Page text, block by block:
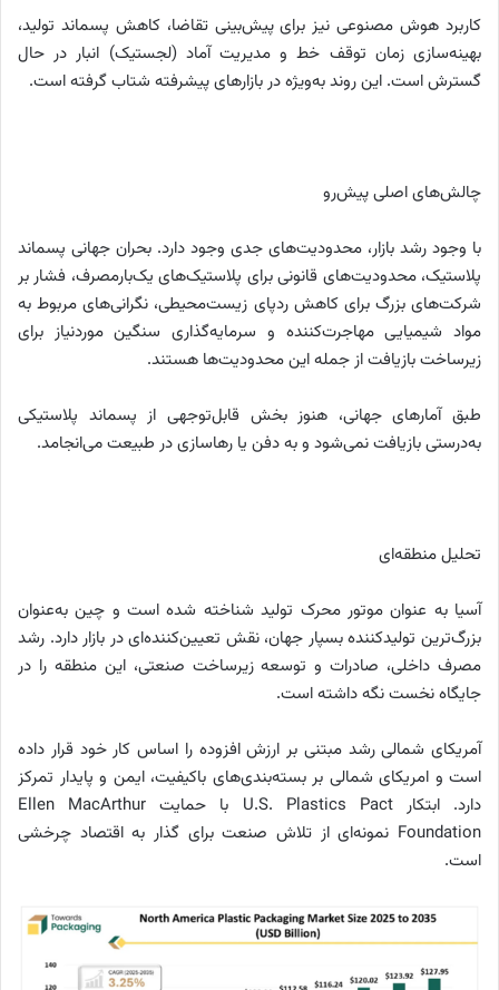
کاربرد هوش مصنوعی نیز برای پیش‌بینی تقاضا، کاهش پسماند تولید،
بهینه‌سازی زمان توقف خط و مدیریت آماد (لجستیک) انبار در حال
گسترش است. این روند به‌ویژه در بازارهای پیشرفته شتاب گرفته است.
چالش‌های اصلی پیش‌رو
با وجود رشد بازار، محدودیت‌های جدی وجود دارد. بحران جهانی پسماند
پلاستیک، محدودیت‌های قانونی برای پلاستیک‌های یک‌بارمصرف، فشار بر
شرکت‌های بزرگ برای کاهش ردپای زیست‌محیطی، نگرانی‌های مربوط به
مواد شیمیایی مهاجرت‌کننده و سرمایه‌گذاری سنگین موردنیاز برای
زیرساخت بازیافت از جمله این محدودیت‌ها هستند.
طبق آمارهای جهانی، هنوز بخش قابل‌توجهی از پسماند پلاستیکی
به‌درستی بازیافت نمی‌شود و به دفن یا رهاسازی در طبیعت می‌انجامد.
تحلیل منطقه‌ای
آسیا به عنوان موتور محرک تولید شناخته شده است و چین به‌عنوان
بزرگ‌ترین تولیدکننده بسپار جهان، نقش تعیین‌کننده‌ای در بازار دارد. رشد
مصرف داخلی، صادرات و توسعه زیرساخت صنعتی، این منطقه را در
جایگاه نخست نگه داشته است.
آمریکای شمالی رشد مبتنی بر ارزش افزوده را اساس کار خود قرار داده
است و امریکای شمالی بر بسته‌بندی‌های باکیفیت، ایمن و پایدار تمرکز
دارد. ابتکار U.S. Plastics Pact با حمایت Ellen MacArthur
Foundation نمونه‌ای از تلاش صنعت برای گذار به اقتصاد چرخشی
است.